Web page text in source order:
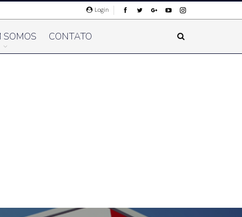
Login
SOMOS CONTATO